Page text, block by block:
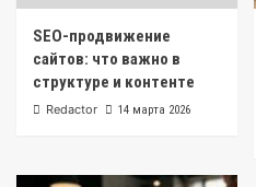
SEO-продвижение
сайтов: что важно в
структуре и контенте
Redactor 14 марта 2026